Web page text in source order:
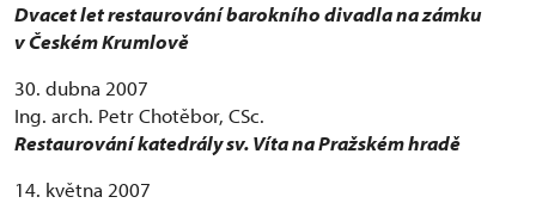
Dvacet let restaurování barokního divadla na zámku
v Českém Krumlově
30. dubna 2007
Ing. arch. Petr Chotěbor, CSc.
Restaurování katedrály sv. Víta na Pražském hradě
14. května 2007